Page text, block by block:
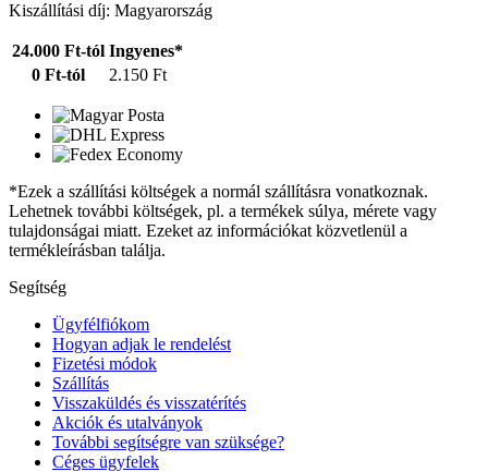
Kiszállítási díj: Magyarország
24.000 Ft-tól Ingyenes*
0 Ft-tól
2.150 Ft
*Ezek a szállítási költségek a normál szállításra vonatkoznak.
Lehetnek további költségek, pl. a termékek súlya, mérete vagy
tulajdonságai miatt. Ezeket az információkat közvetlenül a
termékleírásban találja.
Segítség
Ügyfélfiókom
Hogyan adjak le rendelést
Fizetési módok
Szállítás
Visszaküldés és visszatérítés
Akciók és utalványok
További segítségre van szüksége?
Céges ügyfelek